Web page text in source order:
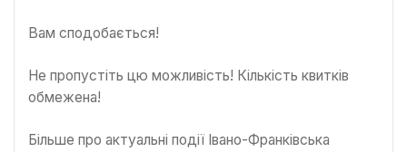
Вам сподобається!
Не пропустіть цю можливість! Кількість квитків
обмежена!
Більше про актуальні події Івано-Франківська